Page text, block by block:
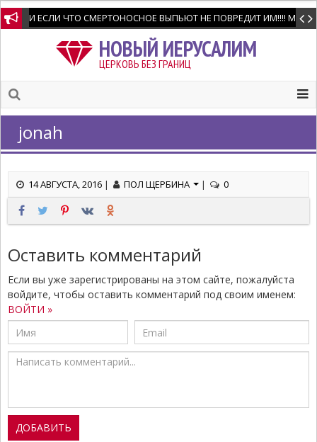
И ЕСЛИ ЧТО СМЕРТОНОСНОЕ ВЫПЬЮТ НЕ ПОВРЕДИТ ИМ!!!! Мне
НОВЫЙ ИЕРУСАЛИМ
ЦЕРКОВЬ БЕЗ ГРАНИЦ
jonah
14 АВГУСТА, 2016 | ПОЛ ЩЕРБИНА | 0
Оставить комментарий
Если вы уже зарегистрированы на этом сайте, пожалуйста
войдите, чтобы оставить комментарий под своим именем:
ВОЙТИ »